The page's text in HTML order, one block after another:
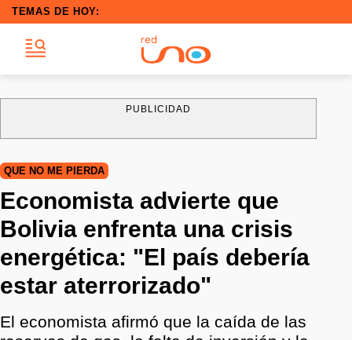
TEMAS DE HOY:
PUBLICIDAD
QUE NO ME PIERDA
Economista advierte que
Bolivia enfrenta una crisis
energética: "El país debería
estar aterrorizado"
El economista afirmó que la caída de las